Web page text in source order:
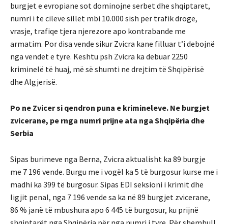
burgjet e evropiane sot dominojne serbet dhe shqiptaret,
numri i te cileve sillet mbi 10.000 sish per trafik droge,
vrasje, trafiqe tjera njerezore apo kontrabande me
armatim. Por disa vende sikur Zvicra kane filluar t’i debojnë
nga vendet e tyre. Keshtu psh Zvicra ka debuar 2250
kriminelë të huaj, më së shumti ne drejtim të Shqipërisë
dhe Algjerisë.
Po ne Zvicer si qendron puna e krimineleve. Ne burgjet
zvicerane, pe rnga numri prijne ata nga Shqipëria dhe
Serbia
Sipas burimeve nga Berna, Zvicra aktualisht ka 89 burgje
me 7 196 vende. Burgu me i vogël ka 5 të burgosur kurse me i
madhi ka 399 të burgosur. Sipas EDI seksioni i krimit dhe
ligjit penal, nga 7 196 vende sa ka në 89 burgjet zvicerane,
86 % janë të mbushura apo 6 445 të burgosur, ku prijnë